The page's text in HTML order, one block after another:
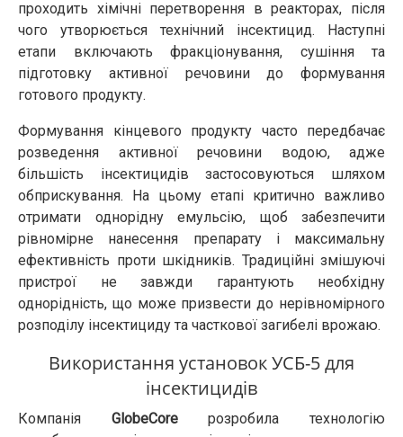
проходить хімічні перетворення в реакторах, після
чого утворюється технічний інсектицид. Наступні
етапи включають фракціонування, сушіння та
підготовку активної речовини до формування
готового продукту.
Формування кінцевого продукту часто передбачає
розведення активної речовини водою, адже
більшість інсектицидів застосовуються шляхом
обприскування. На цьому етапі критично важливо
отримати однорідну емульсію, щоб забезпечити
рівномірне нанесення препарату і максимальну
ефективність проти шкідників. Традиційні змішуючі
пристрої не завжди гарантують необхідну
однорідність, що може призвести до нерівномірного
розподілу інсектициду та часткової загибелі врожаю.
Використання установок УСБ-5 для
інсектицидів
Компанія GlobeCoreрозробила технологію